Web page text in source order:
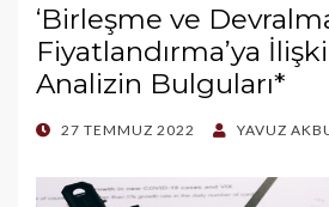
‘Birleşme ve
Fiyatlandırma’ya
Analizin Bulguları*
POSTED
27 TEMMUZ 2022 YAVUZ